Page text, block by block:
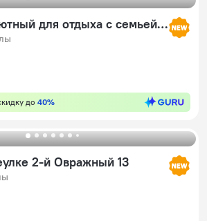
Частный дом Уютный для отдыха с семьей и компанией
до 40%
2-й Овражный 13